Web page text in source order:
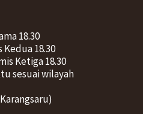
18.30
Kedua 18.30
Ketiga 18.30
sesuai wilayah